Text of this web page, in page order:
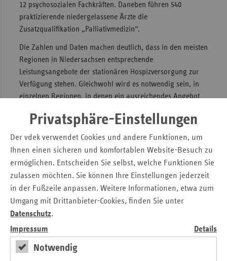
Privatsphäre-Einstellungen
Der vdek verwendet Cookies und andere Funktionen, um
Ihnen einen sicheren und komfortablen Website-Besuch zu
ermöglichen. Entscheiden Sie selbst, welche Funktionen Sie
zulassen möchten. Sie können Ihre Einstellungen jederzeit
in der Fußzeile anpassen. Weitere Informationen, etwa zum
Umgang mit Drittanbieter-Cookies, finden Sie unter
Datenschutz.
Impressum
Details
Notwendig
12 psychosozialen Fachkräften. Daneben führen 540
praktizierende niedergelassene Ärzte die
Zusatzqualifikation „Palliativmedizin“.
Die Zahlen und Daten machen deutlich, dass in den meisten
Regionen in Niedersachsen entsprechende
Leistungsangebote der stationären Hospizversorgung zur
Verfügung stehen. Gleichwohl wird es notwendig sein, in
einzelnen Regionen, in denen ein ausreichendes Angebot
Anforderungen entsprechende, nachhaltige und
wirtschaftliche Strukturen zu schaffen. Hier gelte es
allerdings mit Augenmaß zu agieren, fordern
Niedersächsische Sozialministerium begrüßt die
gemeinsame Initiative. Mit der Handlungsempfehlung halte
man auch ein Planungsinstrument in den Händen.
„Die Sicherung der Hospizarbeit und Palliativversorgung ist
Landesregierung. Daher hat sich das Land immer wieder in
diesem Bereich insbesondere für die ehrenamtliche